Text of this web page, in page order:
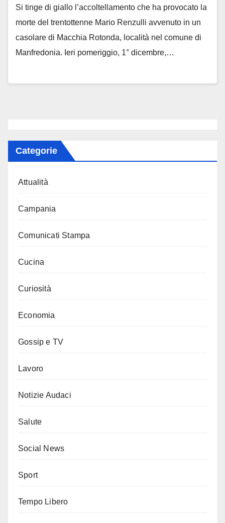
Si tinge di giallo l’accoltellamento che ha provocato la
morte del trentottenne Mario Renzulli avvenuto in un
casolare di Macchia Rotonda, località nel comune di
Manfredonia. Ieri pomeriggio, 1° dicembre,…
Categorie
Attualità
Campania
Comunicati Stampa
Cucina
Curiosità
Economia
Gossip e TV
Lavoro
Notizie Audaci
Salute
Social News
Sport
Tempo Libero